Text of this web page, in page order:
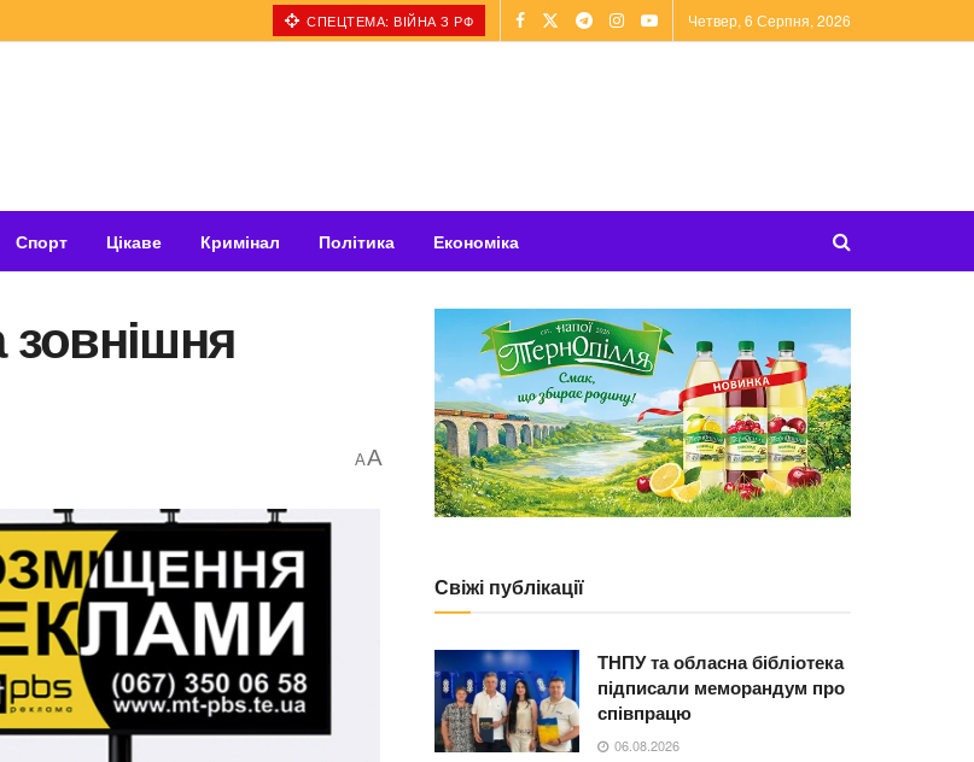
СПЕЦТЕМА: ВІЙНА З РФ Четвер, 6 Серпня, 2026
Спорт Цікаве Кримінал Політика Економіка
AA
Свіжі публікації
ТНПУ та обласна бібліотека
підписали меморандум про
співпрацю
06.08.2026